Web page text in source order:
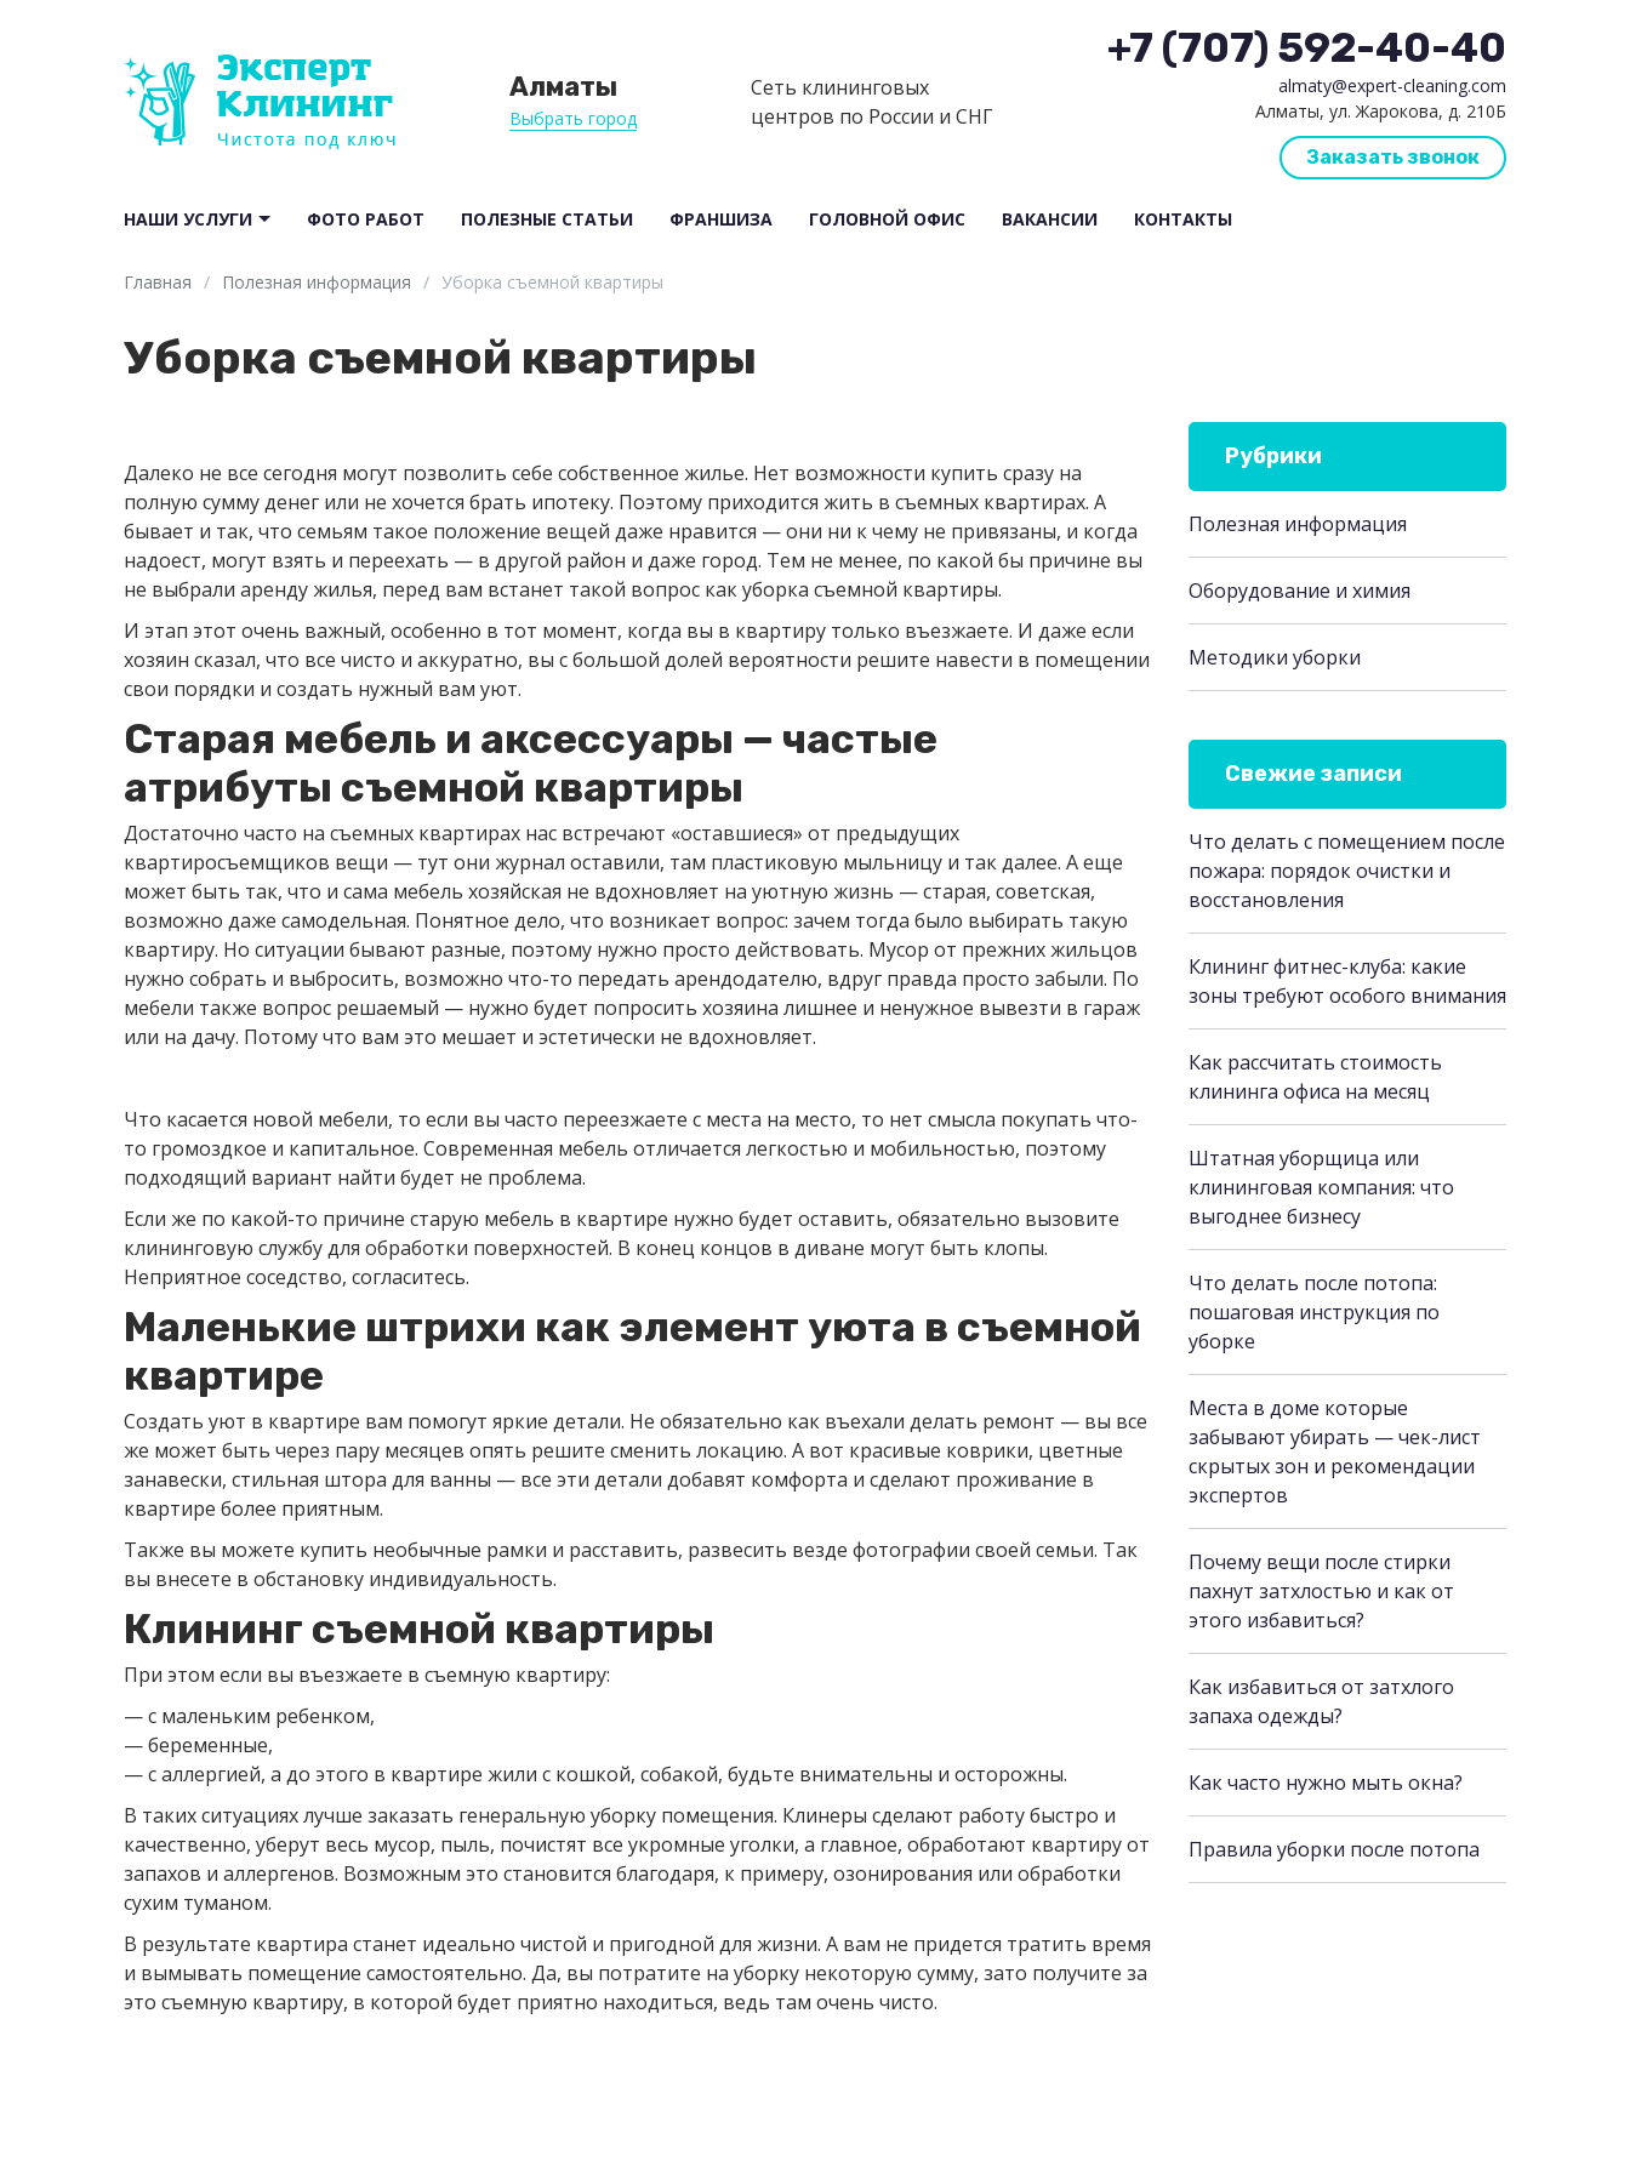
Алматы
Выбрать город
Сеть клининговых
центров по России и СНГ
+7 (707) 592-40-40
almaty@expert-cleaning.com
Алматы, ул. Жарокова, д. 210Б
Заказать звонок
НАШИ УСЛУГИ ФОТО РАБОТ ПОЛЕЗНЫЕ СТАТЬИ ФРАНШИЗА ГОЛОВНОЙ ОФИС ВАКАНСИИ КОНТАКТЫ
Главная / Полезная информация / Уборка съемной квартиры
Уборка съемной квартиры
Далеко не все сегодня могут позволить себе собственное жилье. Нет возможности купить сразу на
полную сумму денег или не хочется брать ипотеку. Поэтому приходится жить в съемных квартирах. А
бывает и так, что семьям такое положение вещей даже нравится — они ни к чему не привязаны, и когда
надоест, могут взять и переехать — в другой район и даже город. Тем не менее, по какой бы причине вы
не выбрали аренду жилья, перед вам встанет такой вопрос как уборка съемной квартиры.
И этап этот очень важный, особенно в тот момент, когда вы в квартиру только въезжаете. И даже если
хозяин сказал, что все чисто и аккуратно, вы с большой долей вероятности решите навести в помещении
свои порядки и создать нужный вам уют.
Старая мебель и аксессуары — частые
атрибуты съемной квартиры
Достаточно часто на съемных квартирах нас встречают «оставшиеся» от предыдущих
квартиросъемщиков вещи — тут они журнал оставили, там пластиковую мыльницу и так далее. А еще
может быть так, что и сама мебель хозяйская не вдохновляет на уютную жизнь — старая, советская,
возможно даже самодельная. Понятное дело, что возникает вопрос: зачем тогда было выбирать такую
квартиру. Но ситуации бывают разные, поэтому нужно просто действовать. Мусор от прежних жильцов
нужно собрать и выбросить, возможно что-то передать арендодателю, вдруг правда просто забыли. По
мебели также вопрос решаемый — нужно будет попросить хозяина лишнее и ненужное вывезти в гараж
или на дачу. Потому что вам это мешает и эстетически не вдохновляет.
Что касается новой мебели, то если вы часто переезжаете с места на место, то нет смысла покупать что-
то громоздкое и капитальное. Современная мебель отличается легкостью и мобильностью, поэтому
подходящий вариант найти будет не проблема.
Если же по какой-то причине старую мебель в квартире нужно будет оставить, обязательно вызовите
клининговую службу для обработки поверхностей. В конец концов в диване могут быть клопы.
Неприятное соседство, согласитесь.
Маленькие штрихи как элемент уюта в съемной
квартире
Создать уют в квартире вам помогут яркие детали. Не обязательно как въехали делать ремонт — вы все
же может быть через пару месяцев опять решите сменить локацию. А вот красивые коврики, цветные
занавески, стильная штора для ванны — все эти детали добавят комфорта и сделают проживание в
квартире более приятным.
Также вы можете купить необычные рамки и расставить, развесить везде фотографии своей семьи. Так
вы внесете в обстановку индивидуальность.
Клининг съемной квартиры
При этом если вы въезжаете в съемную квартиру:
— с маленьким ребенком,
— беременные,
— с аллергией, а до этого в квартире жили с кошкой, собакой, будьте внимательны и осторожны.
В таких ситуациях лучше заказать генеральную уборку помещения. Клинеры сделают работу быстро и
качественно, уберут весь мусор, пыль, почистят все укромные уголки, а главное, обработают квартиру от
запахов и аллергенов. Возможным это становится благодаря, к примеру, озонирования или обработки
сухим туманом.
В результате квартира станет идеально чистой и пригодной для жизни. А вам не придется тратить время
и вымывать помещение самостоятельно. Да, вы потратите на уборку некоторую сумму, зато получите за
это съемную квартиру, в которой будет приятно находиться, ведь там очень чисто.
Рубрики
Полезная информация
Оборудование и химия
Методики уборки
Свежие записи
Что делать с помещением после
пожара: порядок очистки и
восстановления
Клининг фитнес-клуба: какие
зоны требуют особого внимания
Как рассчитать стоимость
клининга офиса на месяц
Штатная уборщица или
клининговая компания: что
выгоднее бизнесу
Что делать после потопа:
пошаговая инструкция по
уборке
Места в доме которые
забывают убирать — чек-лист
скрытых зон и рекомендации
экспертов
Почему вещи после стирки
пахнут затхлостью и как от
этого избавиться?
Как избавиться от затхлого
запаха одежды?
Как часто нужно мыть окна?
Правила уборки после потопа